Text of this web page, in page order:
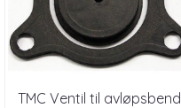
TMC Ventil til avløpsbend